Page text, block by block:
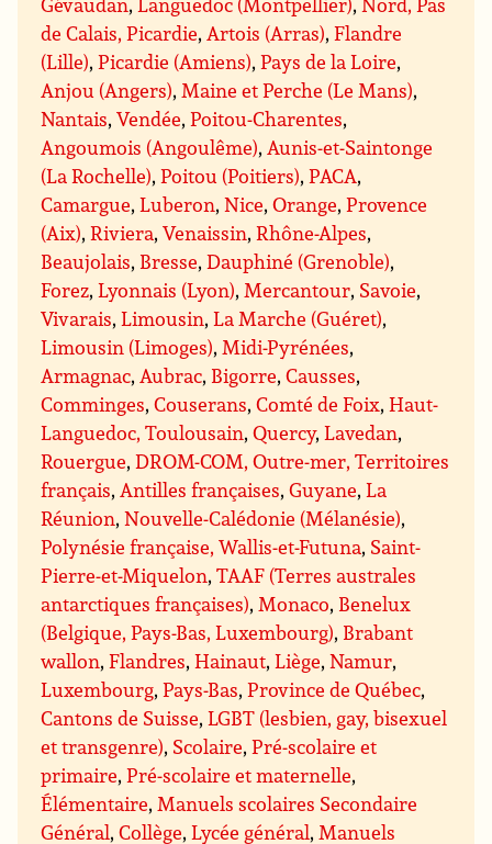
de Calais, Picardie, Artois (Arras),Flandre
(Lille),Picardie (Amiens),Pays de la Loire,
Anjou (Angers), Maine et Perche (Le Mans),
Nantais,Vendée,Poitou-Charentes,
Angoumois (Angoulême), Aunis-et-Saintonge
(La Rochelle),Poitou (Poitiers),PACA,
Camargue,Luberon,Nice,Orange,Provence
(Aix),Riviera,Venaissin,Rhône-Alpes,
Beaujolais, Bresse,Dauphiné (Grenoble),
Forez,Lyonnais (Lyon), Mercantour, Savoie,
Vivarais,Limousin,La Marche (Guéret),
Limousin (Limoges), Midi-Pyrénées,
Armagnac, Aubrac, Bigorre,Causses,
Comminges,Couserans,Comté de Foix,Haut-
Languedoc, Toulousain,Quercy,Lavedan,
Rouergue,DROM-COM, Outre-mer, Territoires
français, Antilles françaises,Guyane,La
Réunion,Nouvelle-Calédonie (Mélanésie),
Polynésie française, Wallis-et-Futuna, Saint-
Pierre-et-Miquelon,TAAF (Terres australes
antarctiques françaises), Monaco, Benelux
(Belgique, Pays-Bas, Luxembourg), Brabant
wallon,Flandres,Hainaut,Liège,Namur,
Luxembourg,Pays-Bas,Province de Québec,
Cantons de Suisse,LGBT (lesbien, gay, bisexuel
et transgenre), Scolaire,Pré-scolaire et
primaire,Pré-scolaire et maternelle,
Élémentaire, Manuels scolaires Secondaire
Général,Collège,Lycée général, Manuels